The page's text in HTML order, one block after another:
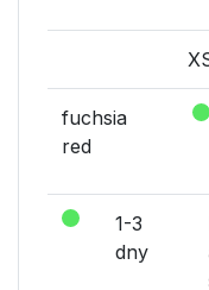
fuchsia
red
1-3
dny